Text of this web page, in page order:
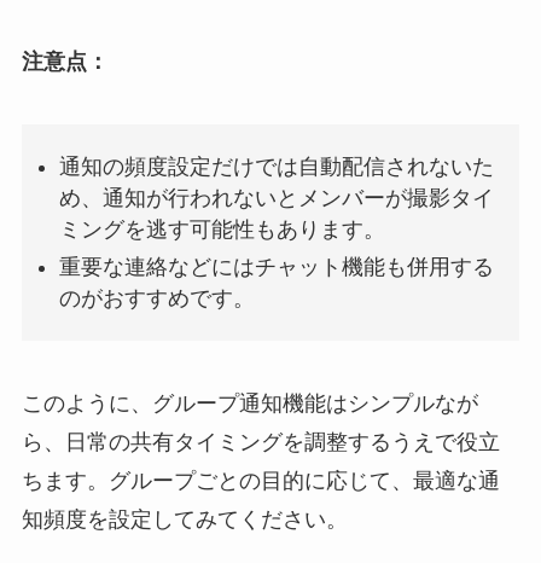
注意点：
通知の頻度設定だけでは自動配信されないた
め、通知が行われないとメンバーが撮影タイ
ミングを逃す可能性もあります。
重要な連絡などにはチャット機能も併用する
のがおすすめです。
このように、グループ通知機能はシンプルなが
ら、日常の共有タイミングを調整するうえで役立
ちます。グループごとの目的に応じて、最適な通
知頻度を設定してみてください。